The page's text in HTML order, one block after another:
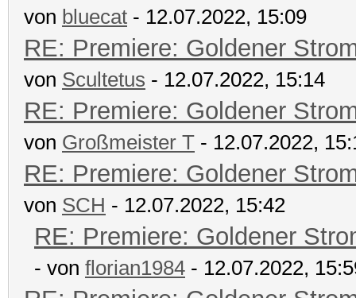
von bluecat - 12.07.2022, 15:09
RE: Premiere: Goldener
von Scultetus - 12.07.2022, 15:14
RE: Premiere: Goldener
von Großmeister T - 12.07.2022,
RE: Premiere: Goldener
von SCH - 12.07.2022, 15:42
RE: Premiere: Goldener
- von florian1984 - 12.07.2022,